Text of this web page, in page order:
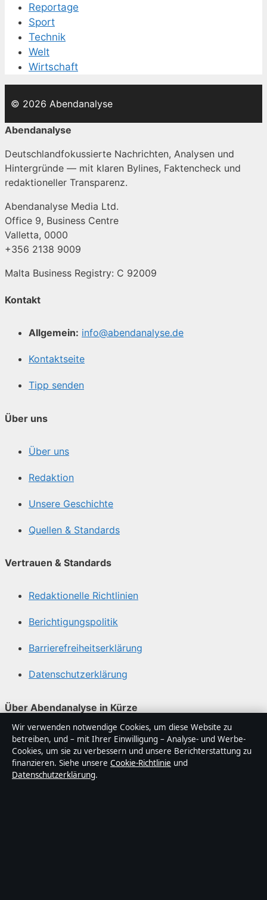
Reportage
Sport
Technik
Welt
Wirtschaft
© 2026 Abendanalyse
Abendanalyse
Deutschlandfokussierte Nachrichten, Analysen und
Hintergründe — mit klaren Bylines, Faktencheck und
redaktioneller Transparenz.
Abendanalyse Media Ltd.
Office 9, Business Centre
Valletta, 0000
+356 2138 9009
Malta Business Registry: C 92009
Kontakt
Allgemein: info@abendanalyse.de
Kontaktseite
Tipp senden
Über uns
Über uns
Redaktion
Unsere Geschichte
Quellen & Standards
Vertrauen & Standards
Redaktionelle Richtlinien
Berichtigungspolitik
Barrierefreiheitserklärung
Datenschutzerklärung
Über Abendanalyse in Kürze
Abendanalyse ist ein unabhängiger digitaler
Nachrichtenanbieter mit Fokus auf Politik, Wirtschaft,
Technik und Gesellschaft in Deutschland. Jeder Artikel
trägt eine Byline, wird von einem Redakteur geprüft und
Wir verwenden notwendige Cookies, um diese Website zu
betreiben, und – mit Ihrer Einwilligung – Analyse- und Werbe-
Cookies, um sie zu verbessern und unsere Berichterstattung zu
finanzieren. Siehe unsere Cookie-Richtlinie und
Datenschutzerklärung.